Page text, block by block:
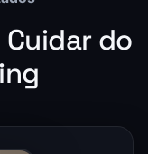
Cuidar do